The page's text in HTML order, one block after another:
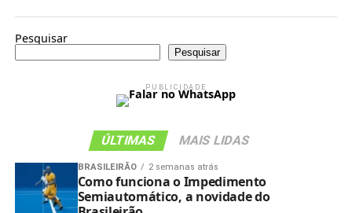
Pesquisar
Pesquisar
PUBLICIDADE
ÚLTIMAS MAIS LIDAS
BRASILEIRÃO 2 semanas atrás
Como funciona o Impedimento
Semiautomático, a novidade do